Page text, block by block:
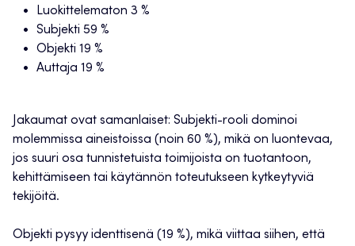
Luokittelematon 3 %
Subjekti 59 %
Objekti 19 %
Auttaja 19 %
Jakaumat ovat samanlaiset: Subjekti-rooli dominoi
molemmissa aineistoissa (noin 60 %), mikä on luontevaa,
jos suuri osa tunnistetuista toimijoista on tuotantoon,
kehittämiseen tai käytännön toteutukseen kytkeytyviä
tekijöitä.
Objekti pysyy identtisenä (19 %), mikä viittaa siihen, että